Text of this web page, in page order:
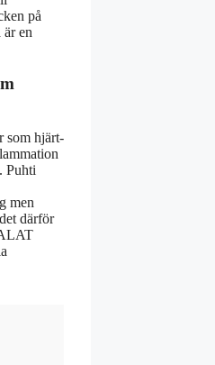
på
är en
som hjärt-
Puhti
men
därför